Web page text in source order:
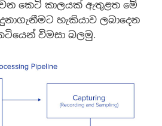
කෙටි කාලයක් ඇතුළත මේ
හැකියාව ලබාදෙන
විමසා බලමු.